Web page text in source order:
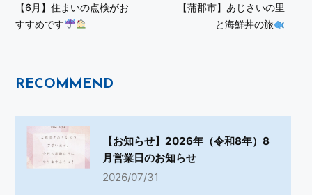
【6月】住まいの点検がお
すすめです
【蒲郡市】あじさいの里
と海鮮丼の旅
RECOMMEND
【お知らせ】2026年（令和8年）8
月営業日のお知らせ
2026/07/31